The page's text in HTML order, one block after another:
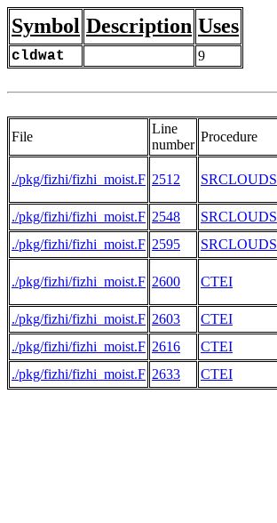
Symbol Description Uses
cldwat 9
File
Line
number
Procedure
./pkg/fizhi/fizhi_moist.F 2512 SRCLOUDS
./pkg/fizhi/fizhi_moist.F 2548 SRCLOUDS
./pkg/fizhi/fizhi_moist.F 2595 SRCLOUDS
./pkg/fizhi/fizhi_moist.F 2600 CTEI
./pkg/fizhi/fizhi_moist.F 2603 CTEI
./pkg/fizhi/fizhi_moist.F 2616 CTEI
./pkg/fizhi/fizhi_moist.F 2633 CTEI